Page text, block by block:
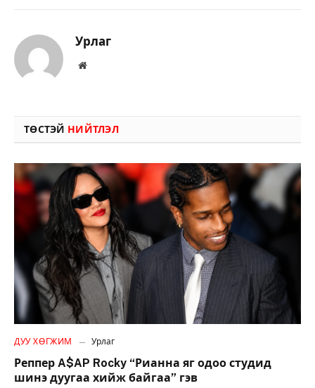
Урлаг
Вэбсайт
ТӨСТЭЙ НИЙТЛЭЛ
ДУУ ХӨГЖИМ Урлаг
Реппер A$AP Rocky “Рианна яг одоо студид
шинэ дуугаа хийж байгаа” гэв